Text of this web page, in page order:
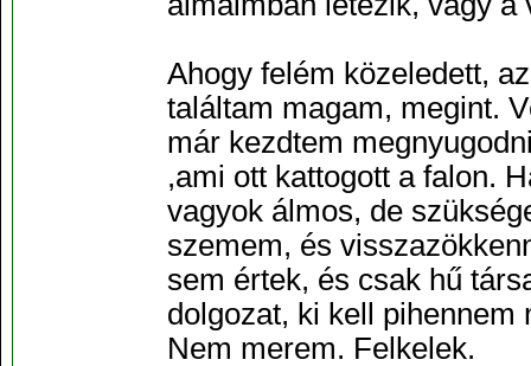
Ahogy felém közeledett,
találtam magam, megint.
már kezdtem
,ami ott kattogott a falon.
vagyok álmos, de
szemem, és
sem értek, és csak hű
dolgozat, ki kell
Nem merem. Felkelek.